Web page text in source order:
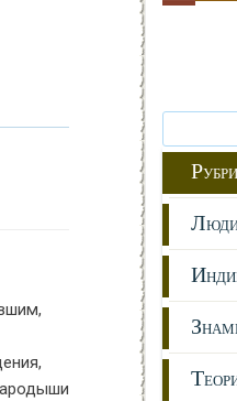
Р
Л
И
З
Т